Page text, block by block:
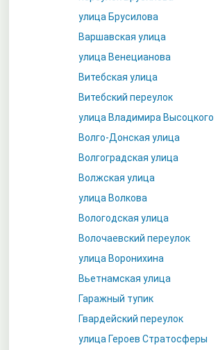
улица Брусилова
Варшавская улица
улица Венецианова
Витебская улица
Витебский переулок
улица Владимира Высоцкого
Волго-Донская улица
Волгоградская улица
Волжская улица
улица Волкова
Вологодская улица
Волочаевский переулок
улица Воронихина
Вьетнамская улица
Гаражный тупик
Гвардейский переулок
улица Героев Стратосферы